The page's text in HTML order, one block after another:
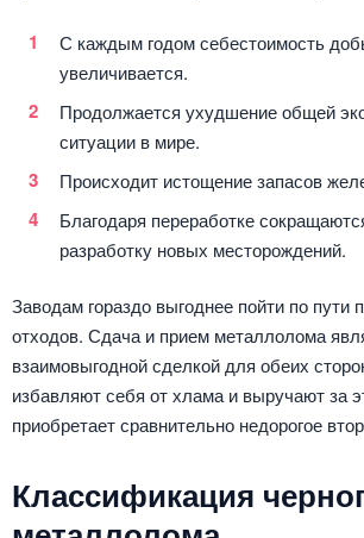
С каждым годом себестоимость
увеличивается.
Продолжается ухудшение общей
ситуации в мире.
Происходит истощение запасов
Благодаря переработке
разработку новых месторождений.
Заводам гораздо выгоднее пойти по пути
отходов. Сдача и прием металлолома
взаимовыгодной сделкой для обеих
избавляют себя от хлама и выручают за
приобретает сравнительно недорогое
Классификация